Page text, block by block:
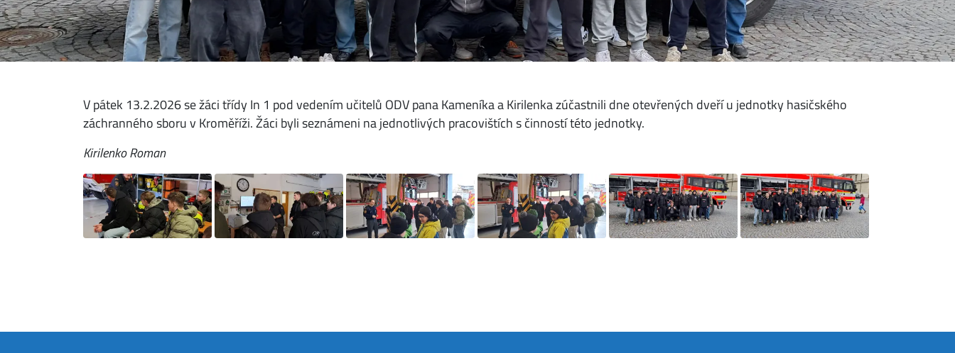
V pátek 13.2.2026 se žáci třídy In 1 pod vedením učitelů ODV pana Kameníka a Kirilenka zúčastnili dne otevřených dveří u jednotky hasičského
záchranného sboru v Kroměříži. Žáci byli seznámeni na jednotlivých pracovištích s činností této jednotky.
Kirilenko Roman